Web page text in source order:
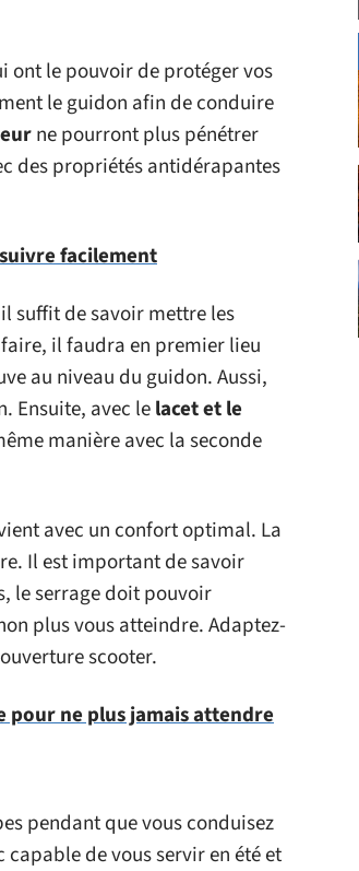
ont le pouvoir de protéger vos
le guidon afin de conduire
ne pourront plus pénétrer
des propriétés antidérapantes
facilement
suffit de savoir mettre les
il faudra en premier lieu
au niveau du guidon. Aussi,
Ensuite, avec lelacet et le
manière avec la seconde
avec un confort optimal. La
Il est important de savoir
le serrage doit pouvoir
plus vous atteindre. Adaptez-
scooter.
pour ne plus jamais attendre
pendant que vous conduisez
de vous servir en été et